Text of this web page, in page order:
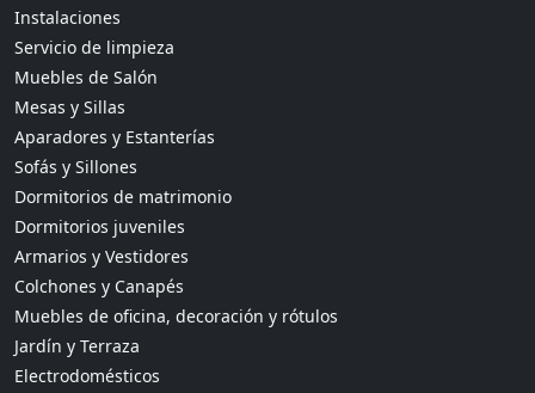
Instalaciones
Servicio de limpieza
Muebles de Salón
Mesas y Sillas
Aparadores y Estanterías
Sofás y Sillones
Dormitorios de matrimonio
Dormitorios juveniles
Armarios y Vestidores
Colchones y Canapés
Muebles de oficina, decoración y rótulos
Jardín y Terraza
Electrodomésticos